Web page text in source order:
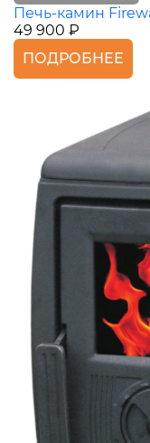
Печь-камин
49 900 ₽
ПОДРОБНЕЕ